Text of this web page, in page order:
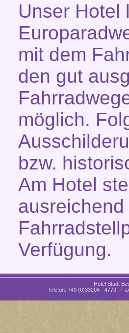
Unser Hotel
mit dem
den gut
möglich.
bzw.
Am Hotel
Verfügung.
Hotel Stadt
Telefon: +49 (0)33204 - 4770 ·